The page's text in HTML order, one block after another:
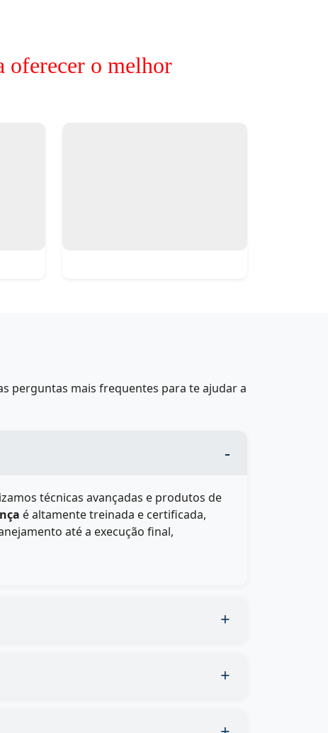
oferecer o melhor
perguntas mais frequentes para te ajudar a
técnicas avançadas e produtos de
é altamente treinada e certificada,
até a execução final,